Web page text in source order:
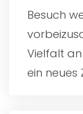
Besuch
Vielfalt
ein neues